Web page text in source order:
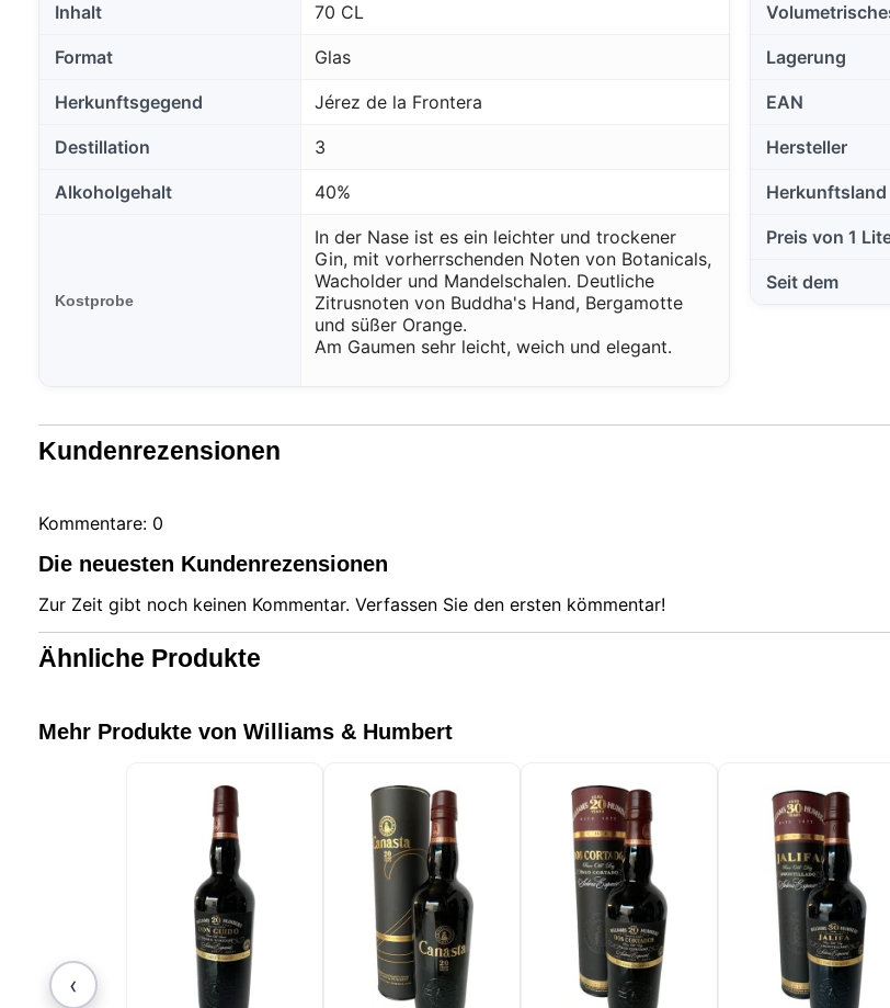
Inhalt 70 CL
Format Glas
Herkunftsgegend Jérez de la Frontera
Destillation 3
Alkoholgehalt 40%
Kostprobe
In der Nase ist es ein leichter und trockener
Gin, mit vorherrschenden Noten von Botanicals,
Wacholder und Mandelschalen. Deutliche
Zitrusnoten von Buddha's Hand, Bergamotte
und süßer Orange.
Am Gaumen sehr leicht, weich und elegant.
Lagerung
EAN
Hersteller
Herkunftsland
Preis von 1
Seit dem
Kundenrezensionen
Kommentare: 0
Die neuesten Kundenrezensionen
Zur Zeit gibt noch keinen Kommentar. Verfassen Sie den ersten kömmentar!
Ähnliche Produkte
Mehr Produkte von Williams & Humbert
‹